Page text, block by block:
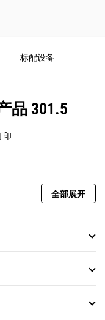
标配设备
品 301.5
印
全部展开